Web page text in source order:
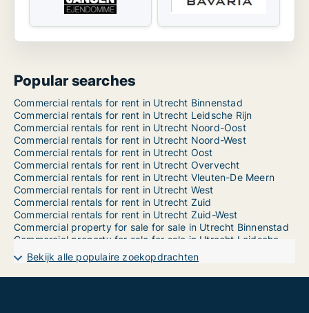
Popular searches
Commercial rentals for rent in Utrecht Binnenstad
Commercial rentals for rent in Utrecht Leidsche Rijn
Commercial rentals for rent in Utrecht Noord-Oost
Commercial rentals for rent in Utrecht Noord-West
Commercial rentals for rent in Utrecht Oost
Commercial rentals for rent in Utrecht Overvecht
Commercial rentals for rent in Utrecht Vleuten-De Meern
Commercial rentals for rent in Utrecht West
Commercial rentals for rent in Utrecht Zuid
Commercial rentals for rent in Utrecht Zuid-West
Commercial property for sale for sale in Utrecht Binnenstad
Commercial property for sale for sale in Utrecht Noord-Oost
Commercial property for sale for sale in Utrecht Noord-West
Commercial property for sale for sale in Utrecht Oost
Bekijk alle populaire zoekopdrachten